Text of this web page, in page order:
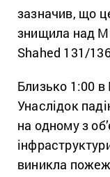
зазначив, що
знищила над
Shahed 131/
Близько 1:00 в
Унаслідок
на одному з
виникла